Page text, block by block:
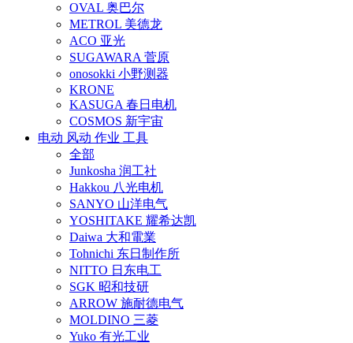
OVAL 奥巴尔
METROL 美德龙
ACO 亚光
SUGAWARA 菅原
onosokki 小野测器
KRONE
KASUGA 春日电机
COSMOS 新宇宙
电动 风动 作业 工具
全部
Junkosha 润工社
Hakkou 八光电机
SANYO 山洋电气
YOSHITAKE 耀希达凯
Daiwa 大和電業
Tohnichi 东日制作所
NITTO 日东电工
SGK 昭和技研
ARROW 施耐德电气
MOLDINO 三菱
Yuko 有光工业